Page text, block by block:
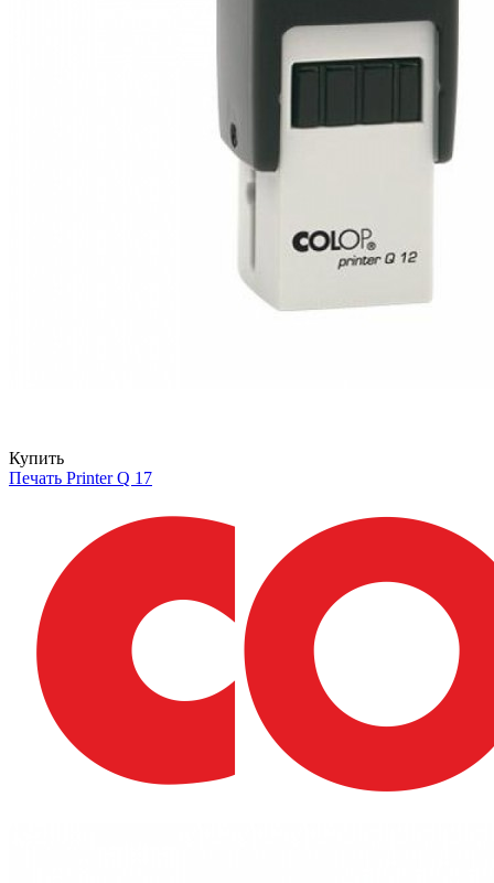
Купить
Печать Printer Q 17